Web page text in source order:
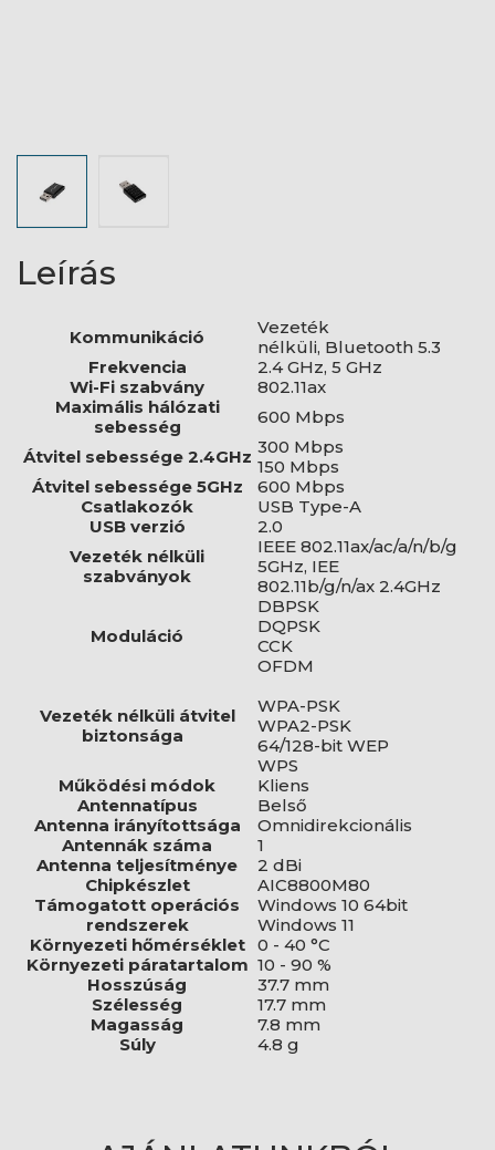
Leírás
Kommunikáció
Vezeték
nélküli, Bluetooth 5.3
Frekvencia
2.4 GHz, 5 GHz
Wi-Fi szabvány
802.11ax
Maximális hálózati
sebesség
600 Mbps
Átvitel sebessége 2.4GHz 300 Mbps
150 Mbps
Átvitel sebessége 5GHz
600 Mbps
Csatlakozók
USB Type-A
USB verzió
2.0
Vezeték nélküli
szabványok
IEEE 802.11ax/ac/a/n/b/g
5GHz, IEE
802.11b/g/n/ax 2.4GHz
Moduláció
DBPSK
DQPSK
CCK
OFDM
Vezeték nélküli átvitel
biztonsága
WPA-PSK
WPA2-PSK
64/128-bit WEP
WPS
Működési módok
Kliens
Antennatípus
Belső
Antenna irányítottsága
Omnidirekcionális
Antennák száma
1
Antenna teljesítménye
2 dBi
Chipkészlet
AIC8800M80
Támogatott operációs
rendszerek
Windows 10 64bit
Windows 11
Környezeti hőmérséklet
0 - 40 °C
Környezeti páratartalom 10 - 90 %
Hosszúság
37.7 mm
Szélesség
17.7 mm
Magasság
7.8 mm
Súly
4.8 g